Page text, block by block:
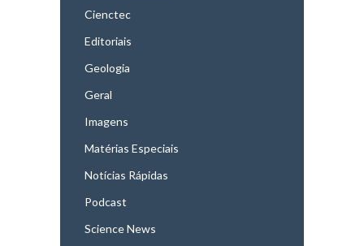
Cienctec
Editoriais
Geologia
Geral
Imagens
Matérias Especiais
Notícias Rápidas
Podcast
Science News